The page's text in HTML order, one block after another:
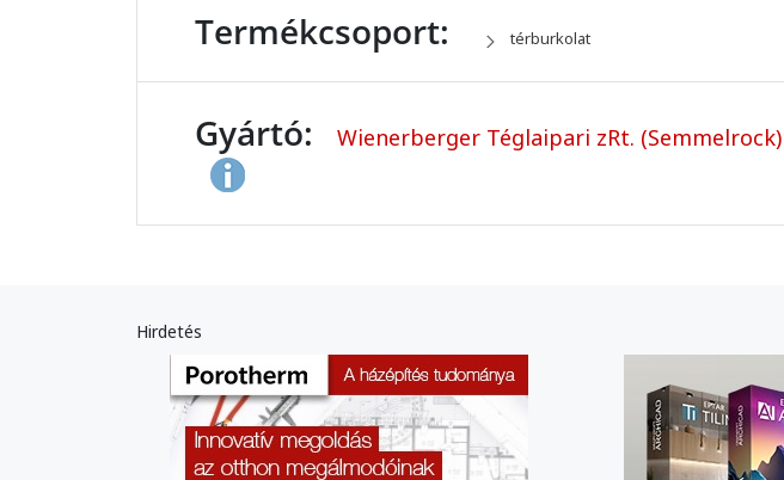
Termékcsoport: térburkolat
Gyártó: Wienerberger Téglaipari zRt. (Semmelrock)
Hirdetés